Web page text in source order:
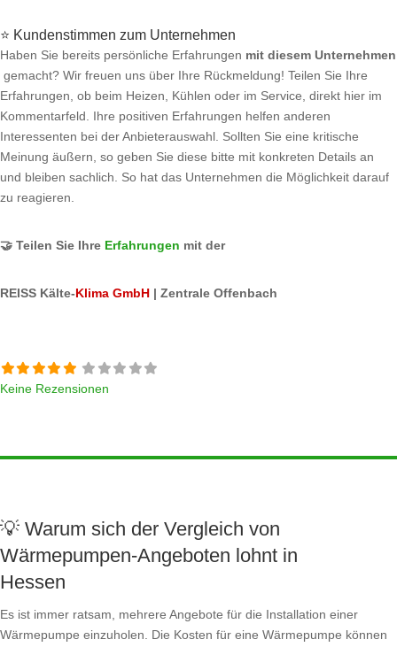
⭐ Kundenstimmen zum Unternehmen
Haben Sie bereits persönliche Erfahrungen mit diesem Unternehmen
gemacht? Wir freuen uns über Ihre Rückmeldung! Teilen Sie Ihre
Erfahrungen, ob beim Heizen, Kühlen oder im Service, direkt hier im
Kommentarfeld. Ihre positiven Erfahrungen helfen anderen
Interessenten bei der Anbieterauswahl. Sollten Sie eine kritische
Meinung äußern, so geben Sie diese bitte mit konkreten Details an
und bleiben sachlich. So hat das Unternehmen die Möglichkeit darauf
zu reagieren.
🤝 Teilen Sie Ihre Erfahrungen mit der
REISS Kälte-Klima GmbH | Zentrale Offenbach
Keine Rezensionen
💡 Warum sich der Vergleich von
Wärmepumpen-Angeboten lohnt in
Hessen
Es ist immer ratsam, mehrere Angebote für die Installation einer
Wärmepumpe einzuholen. Die Kosten für eine Wärmepumpe können